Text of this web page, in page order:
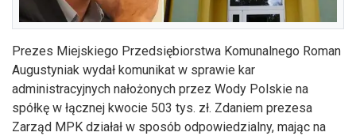
Prezes Miejskiego Przedsiębiorstwa Komunalnego Roman
Augustyniak wydał komunikat w sprawie kar
administracyjnych nałożonych przez Wody Polskie na
spółkę w łącznej kwocie 503 tys. zł. Zdaniem prezesa
Zarząd MPK działał w sposób odpowiedzialny, mając na